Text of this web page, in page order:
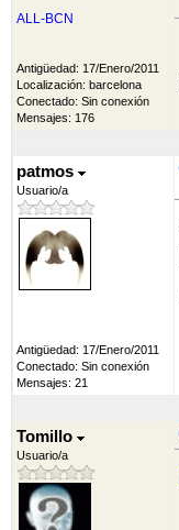
ALL-BCN
Antigüedad: 17/Enero/2011
Localización: barcelona
Conectado: Sin conexión
Mensajes: 176
patmos
Usuario/a
Antigüedad: 17/Enero/2011
Conectado: Sin conexión
Mensajes: 21
Tomillo
Usuario/a